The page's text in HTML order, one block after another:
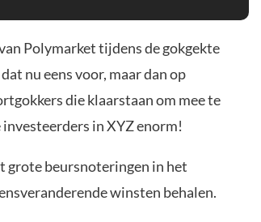
Polymarket tijdens de gokgekte
nu eens voor, maar dan op
die klaarstaan om mee te
investeerders in XYZ enorm!
grote beursnoteringen in het
winsten behalen.